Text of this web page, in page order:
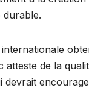
durable.
atteste de la
devrait